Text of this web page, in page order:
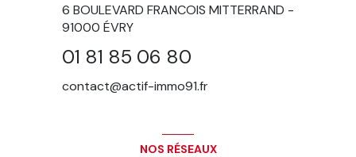
6 BOULEVARD FRANCOIS MITTERRAND -
91000 ÉVRY
01 81 85 06 80
contact@actif-immo91.fr
NOS RÉSEAUX